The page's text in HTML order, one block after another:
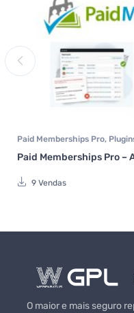
Paid Memberships Pro,
Paid Memberships Pro –
9 Vendas
O maior e mais seguro